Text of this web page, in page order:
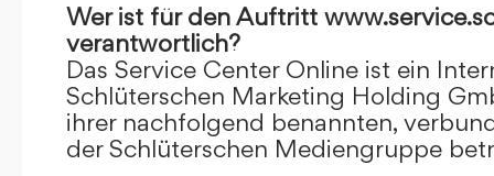
Wer ist für den Auftritt
verantwortlich?
Das Service Center Online ist ein
Schlüterschen Marketing Holding
ihrer nachfolgend benannten,
der Schlüterschen Mediengruppe